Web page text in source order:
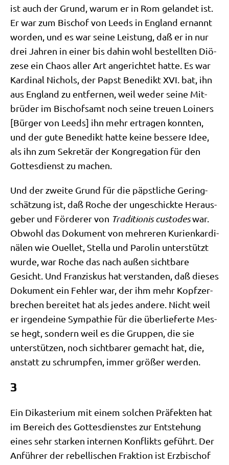
ist auch der Grund, war­um er in Rom gelan­det ist.
Er war zum Bischof von Leeds in Eng­land ernannt
wor­den, und es war sei­ne Lei­stung, daß er in nur
drei Jah­ren in einer bis dahin wohl bestell­ten Diö­
ze­se ein Cha­os aller Art ange­rich­tet hat­te. Es war
Kar­di­nal Nichols, der Papst Bene­dikt XVI. bat, ihn
aus Eng­land zu ent­fer­nen, weil weder sei­ne Mit­
brü­der im Bischofs­amt noch sei­ne treu­en Loi­n­ers
[Bür­ger von Leeds] ihn mehr ertra­gen konn­ten,
und der gute Bene­dikt hat­te kei­ne bes­se­re Idee,
als ihn zum Sekre­tär der Kon­gre­ga­ti­on für den
Got­tes­dienst zu machen.
Und der zwei­te Grund für die päpst­li­che Gering­
schät­zung ist, daß Roche der unge­schick­te Her­aus­
ge­ber und För­de­rer von Tra­di­tio­nis cus­to­deswar.
Obwohl das Doku­ment von meh­re­ren Kuri­en­kar­di­
nä­len wie Ouel­let, Stel­la und Paro­lin unter­stützt
wur­de, war Roche das nach außen sicht­ba­re
Gesicht. Und Fran­zis­kus hat ver­stan­den, daß die­ses
Doku­ment ein Feh­ler war, der ihm mehr Kopf­zer­
bre­chen berei­tet hat als jedes ande­re. Nicht weil
er irgend­ei­ne Sym­pa­thie für die über­lie­fer­te Mes­
se hegt, son­dern weil es die Grup­pen, die sie
unter­stüt­zen, noch sicht­ba­rer gemacht hat, die,
anstatt zu schrump­fen, immer grö­ßer werden.
3
Ein Dik­aste­ri­um mit einem sol­chen Prä­fek­ten hat
im Bereich des Got­tes­dien­stes zur Ent­ste­hung
eines sehr star­ken inter­nen Kon­flikts geführt. Der
Anfüh­rer der rebel­li­schen Frak­ti­on ist Erz­bi­schof